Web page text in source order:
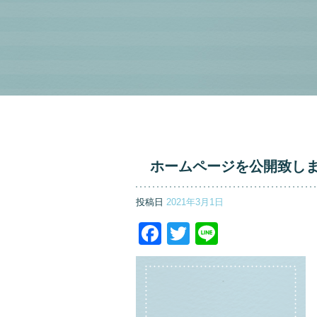
ホームページを公開致し
投稿日 2021年3月1日
Facebook
Twitter